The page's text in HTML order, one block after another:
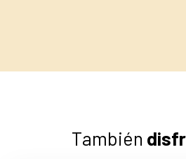
También